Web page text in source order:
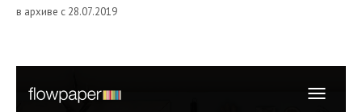
в архиве с 28.07.2019